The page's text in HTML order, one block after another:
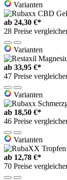
Varianten
ab 24,30 €*
28 Preise
Varianten
ab 33,95 €*
47 Preise
Varianten
ab 18,50 €*
46 Preise
Varianten
ab 12,78 €*
70 Preise